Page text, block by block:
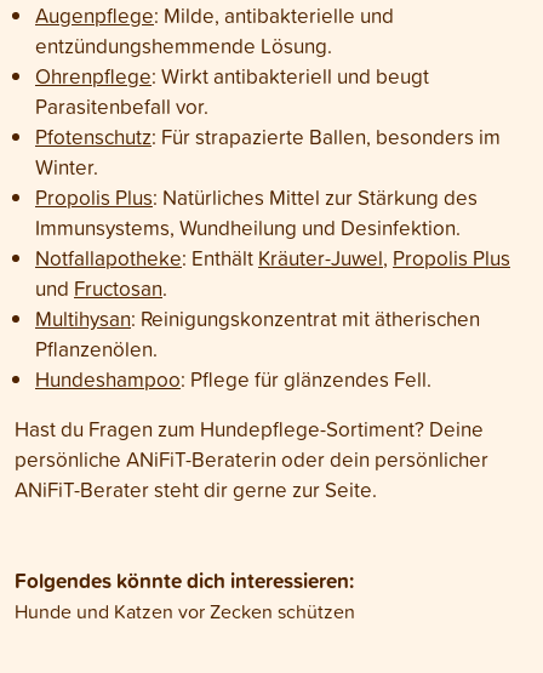
Augenpflege: Milde, antibakterielle und
entzündungshemmende Lösung.
Ohrenpflege: Wirkt antibakteriell und beugt
Parasitenbefall vor.
Pfotenschutz: Für strapazierte Ballen, besonders im
Winter.
Propolis Plus: Natürliches Mittel zur Stärkung des
Immunsystems, Wundheilung und Desinfektion.
Notfallapotheke: Enthält Kräuter-Juwel, Propolis Plus
und Fructosan.
Multihysan: Reinigungskonzentrat mit ätherischen
Pflanzenölen.
Hundeshampoo: Pflege für glänzendes Fell.
Hast du Fragen zum Hundepflege-Sortiment? Deine
persönliche ANiFiT-Beraterin oder dein persönlicher
ANiFiT-Berater steht dir gerne zur Seite.
Folgendes könnte dich interessieren:
Hunde und Katzen vor Zecken schützen